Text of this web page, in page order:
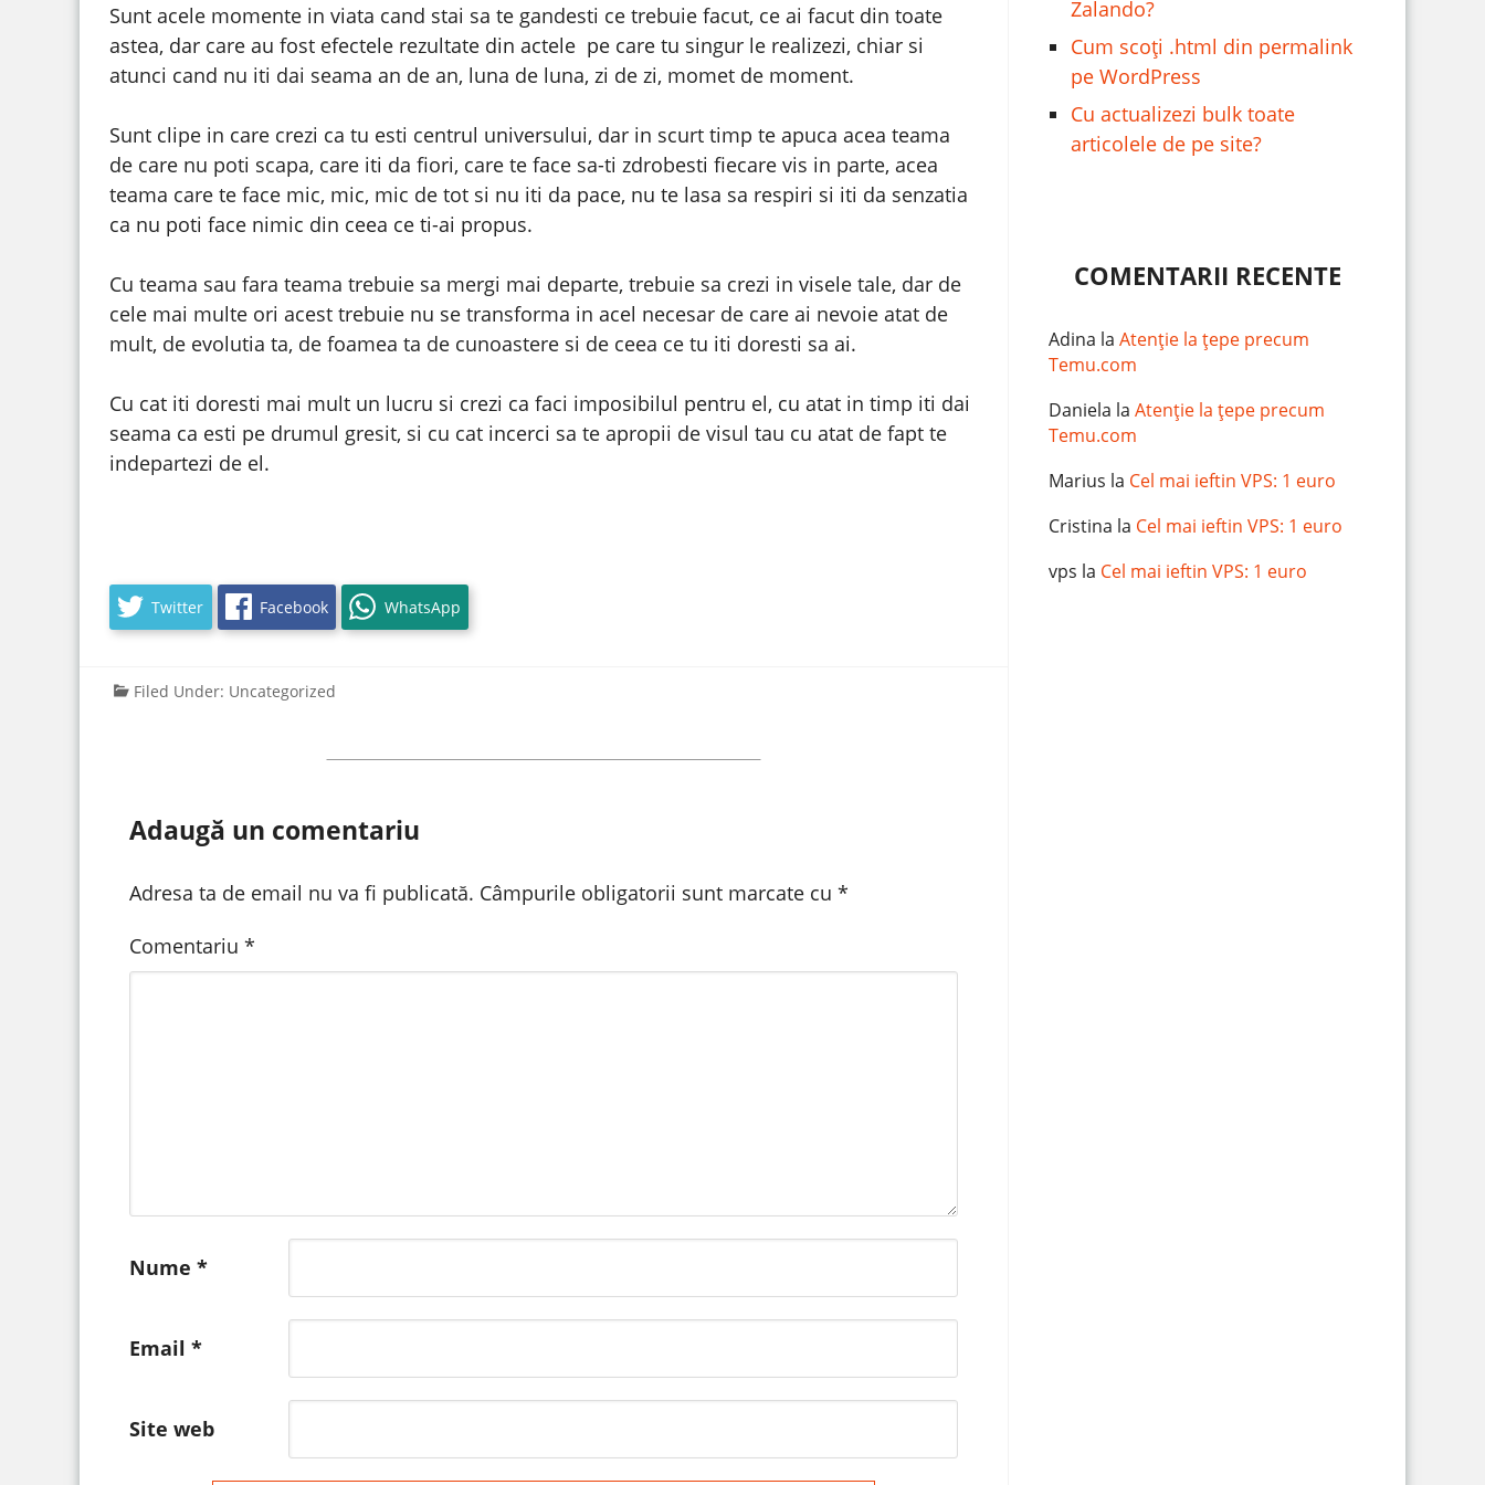
Sunt acele momente in viata cand stai sa te gandesti ce trebuie facut, ce ai facut din toate
astea, dar care au fost efectele rezultate din actele pe care tu singur le realizezi, chiar si
atunci cand nu iti dai seama an de an, luna de luna, zi de zi, momet de moment.
Sunt clipe in care crezi ca tu esti centrul universului, dar in scurt timp te apuca acea teama
de care nu poti scapa, care iti da fiori, care te face sa-ti zdrobesti fiecare vis in parte, acea
teama care te face mic, mic, mic de tot si nu iti da pace, nu te lasa sa respiri si iti da senzatia
ca nu poti face nimic din ceea ce ti-ai propus.
Cu teama sau fara teama trebuie sa mergi mai departe, trebuie sa crezi in visele tale, dar de
cele mai multe ori acest trebuie nu se transforma in acel necesar de care ai nevoie atat de
mult, de evolutia ta, de foamea ta de cunoastere si de ceea ce tu iti doresti sa ai.
Cu cat iti doresti mai mult un lucru si crezi ca faci imposibilul pentru el, cu atat in timp iti dai
seama ca esti pe drumul gresit, si cu cat incerci sa te apropii de visul tau cu atat de fapt te
indepartezi de el.
Twitter Facebook WhatsApp
Filed Under: Uncategorized
Adaugă un comentariu
Adresa ta de email nu va fi publicată. Câmpurile obligatorii sunt marcate cu *
Comentariu *
Nume *
Email *
Site web
Zalando?
Cum scoți .html din permalink
pe WordPress
Cu actualizezi bulk toate
articolele de pe site?
COMENTARII RECENTE
Adina la Atenție la țepe precum
Temu.com
Daniela la Atenție la țepe precum
Temu.com
Marius la Cel mai ieftin VPS: 1 euro
Cristina la Cel mai ieftin VPS: 1 euro
vps la Cel mai ieftin VPS: 1 euro